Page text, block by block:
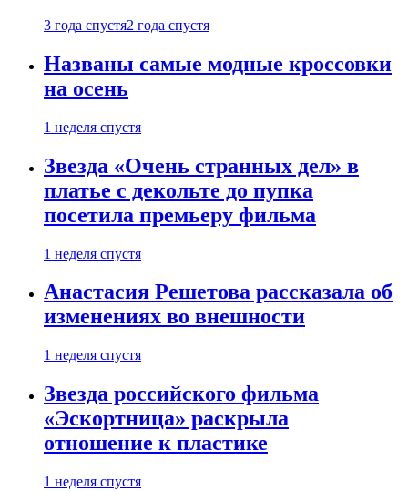
3 года спустя2 года спустя
Названы самые модные кроссовки
на осень
1 неделя спустя
Звезда «Очень странных дел» в
платье с декольте до пупка
посетила премьеру фильма
1 неделя спустя
Анастасия Решетова рассказала об
изменениях во внешности
1 неделя спустя
Звезда российского фильма
«Эскортница» раскрыла
отношение к пластике
1 неделя спустя